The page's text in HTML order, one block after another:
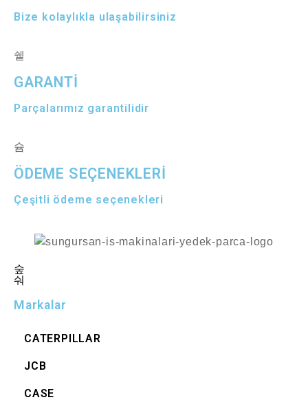
Bize kolaylıkla ulaşabilirsiniz
GARANTİ
Parçalarımız garantilidir
ÖDEME SEÇENEKLERİ
Çeşitli ödeme seçenekleri
Markalar
CATERPILLAR
JCB
CASE